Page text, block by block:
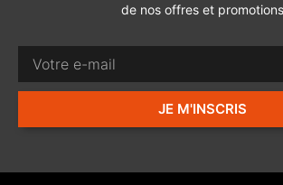
de nos offres et promotions
JE M'INSCRIS